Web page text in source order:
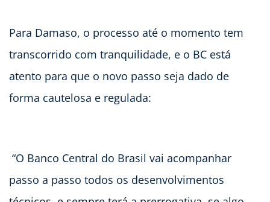
Para Damaso, o processo até o momento tem
transcorrido com tranquilidade, e o BC está
atento para que o novo passo seja dado de
forma cautelosa e regulada:
“O Banco Central do Brasil vai acompanhar
passo a passo todos os desenvolvimentos